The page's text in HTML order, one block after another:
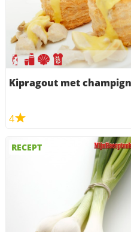
Kipragout met
4
RECEPT